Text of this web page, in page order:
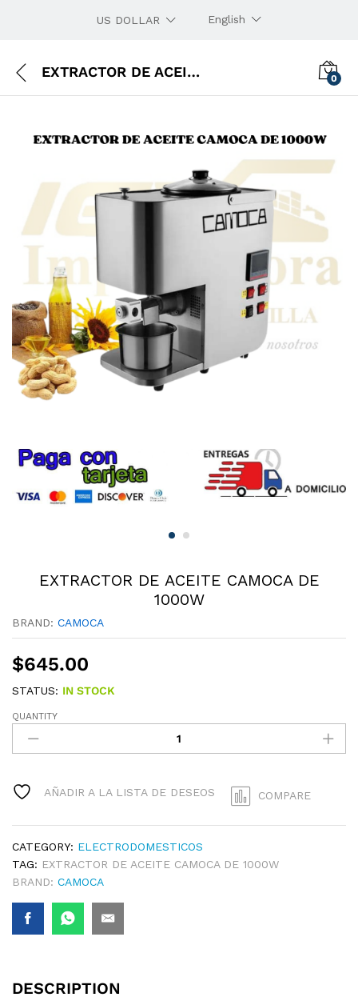
US DOLLAR English
EXTRACTOR DE ACEITE CAMOCA DE 1000W 0
EXTRACTOR DE ACEITE CAMOCA DE
1000W
BRAND: CAMOCA
$645.00
STATUS: IN STOCK
EXTRACTOR
ACEITE
DE
QUANTITY
QUANTITY
AÑADIR A LA LISTA DE DESEOS COMPARE
CATEGORY: ELECTRODOMESTICOS
TAG: EXTRACTOR DE ACEITE CAMOCA DE 1000W
BRAND: CAMOCA
DESCRIPTION